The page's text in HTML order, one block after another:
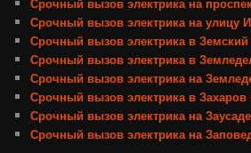
Срочный вызов электрика на улицу
Срочный вызов электрика в Земский
Срочный вызов электрика в
Срочный вызов электрика на
Срочный вызов электрика в Захаров
Срочный вызов электрика на
Срочный вызов электрика на